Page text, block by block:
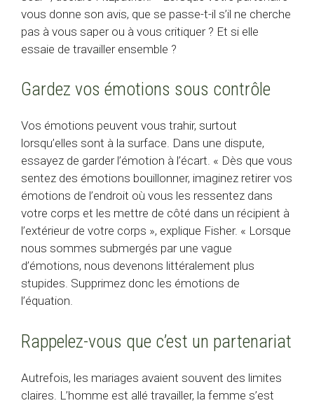
vous donne son avis, que se passe-t-il s’il ne cherche
pas à vous saper ou à vous critiquer ? Et si elle
essaie de travailler ensemble ?
Gardez vos émotions sous contrôle
Vos émotions peuvent vous trahir, surtout
lorsqu’elles sont à la surface. Dans une dispute,
essayez de garder l’émotion à l’écart. « Dès que vous
sentez des émotions bouillonner, imaginez retirer vos
émotions de l’endroit où vous les ressentez dans
votre corps et les mettre de côté dans un récipient à
l’extérieur de votre corps », explique Fisher. « Lorsque
nous sommes submergés par une vague
d’émotions, nous devenons littéralement plus
stupides. Supprimez donc les émotions de
l’équation.
Rappelez-vous que c’est un partenariat
Autrefois, les mariages avaient souvent des limites
claires. L’homme est allé travailler, la femme s’est